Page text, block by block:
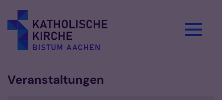
Veranstaltungen